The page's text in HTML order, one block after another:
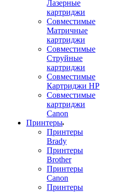
Лазерные
картриджи
Совместимые
Матричные
картриджи
Совместимые
Струйные
картриджи
Совместимые
Картриджи HP
Совместимые
картриджи
Canon
Принтеры
Принтеры
Brady
Принтеры
Brother
Принтеры
Canon
Принтеры